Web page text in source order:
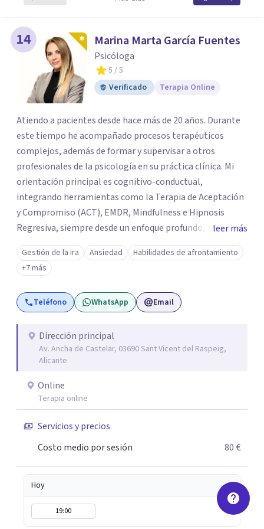
14 Marina Marta García Fuentes
Psicóloga
5 / 5
Verificado
Terapia Online
Atiendo a pacientes desde hace más de 20 años. Durante
este tiempo he acompañado procesos terapéuticos
complejos, además de formar y supervisar a otros
profesionales de la psicología en su práctica clínica. Mi
orientación principal es cognitivo-conductual,
integrando herramientas como la Terapia de Aceptación
y Compromiso (ACT), EMDR, Mindfulness e Hipnosis
Regresiva, siempre desde un enfoque profundo,
respetuoso y adaptado a cada persona. También
acompaño procesos de crecimiento personal y terapia
del alma orientados al trabajo emocional, la búsqueda de
sentido, el autoconocimiento y la conexión interior. Mi
objetivo es ayudar a las personas a comprenderse mejor,
necesarios para vivir con mayor equilibrio y plenitud.
leer más
Gestión de la ira Ansiedad
Habilidades de afrontamiento
+7 más
Teléfono WhatsApp Email
Dirección principal
Av. Ancha de Castelar, 03690 Sant Vicent del Raspeig,
Alicante
Online
Terapia online
Servicios y precios
Costo medio por sesión
80 €
Hoy
19:00